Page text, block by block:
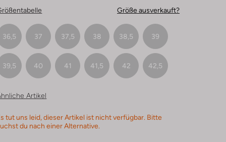
Größe ausverkauft?
36,5 37 37,5 38 38,5 39
39,5 40 41 41,5 42 42,5
Artikel
tut uns leid, dieser Artikel ist nicht verfügbar. Bitte
du nach einer Alternative.